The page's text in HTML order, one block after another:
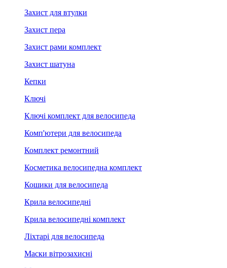
Захист для втулки
Захист пера
Захист рами комплект
Захист шатуна
Кепки
Ключі
Ключі комплект для велосипеда
Комп'ютери для велосипеда
Комплект ремонтний
Косметика велосипедна комплект
Кошики для велосипеда
Крила велосипедні
Крила велосипедні комплект
Ліхтарі для велосипеда
Маски вітрозахисні